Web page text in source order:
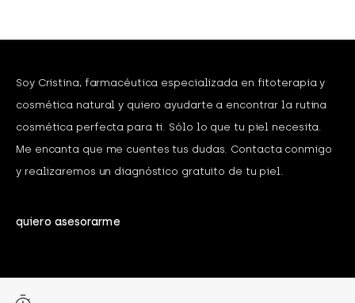
Soy Cristina, farmacéutica especializada en fitoterapia y
cosmética natural y quiero ayudarte a encontrar la rutina
cosmética perfecta para ti. Sólo lo que tu piel necesita.
Me encanta que me cuentes tus dudas. Contacta conmigo
y realizaremos un diagnóstico gratuito de tu piel.
quiero asesorarme